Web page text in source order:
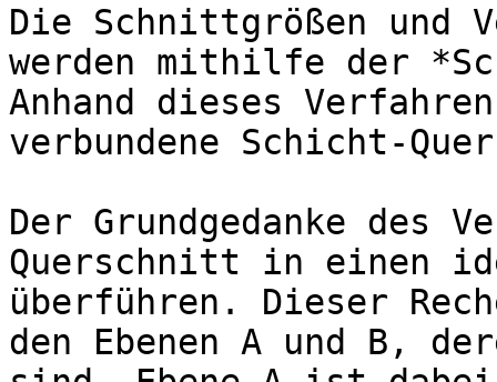
Die Schnittgrößen und
werden mithilfe der
Anhand dieses
verbundene Schicht-
Der Grundgedanke des
Querschnitt in einen
überführen. Dieser
den Ebenen A und B,